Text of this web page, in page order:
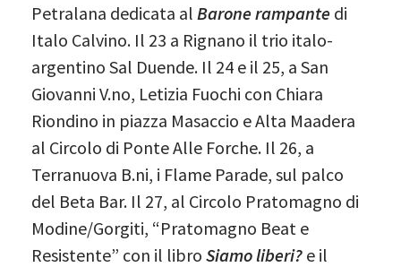
Petralana dedicata al Barone rampante di
Italo Calvino. Il 23 a Rignano il trio italo-
argentino Sal Duende. Il 24 e il 25, a San
Giovanni V.no, Letizia Fuochi con Chiara
Riondino in piazza Masaccio e Alta Maadera
al Circolo di Ponte Alle Forche. Il 26, a
Terranuova B.ni, i Flame Parade, sul palco
del Beta Bar. Il 27, al Circolo Pratomagno di
Modine/Gorgiti, “Pratomagno Beat e
Resistente” con il libro Siamo liberi? e il